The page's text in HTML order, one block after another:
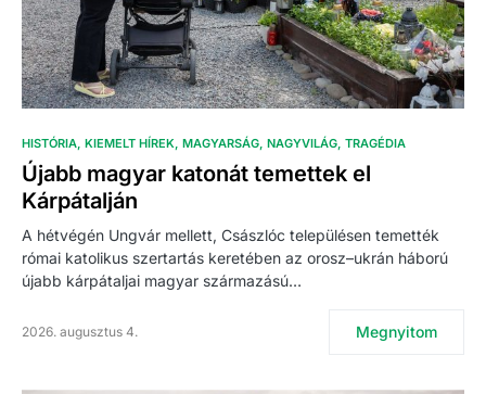
HISTÓRIA KIEMELT HÍREK MAGYARSÁG NAGYVILÁG TRAGÉDIA
Újabb magyar katonát temettek el
Kárpátalján
A hétvégén Ungvár mellett, Császlóc településen temették
római katolikus szertartás keretében az orosz–ukrán háború
újabb kárpátaljai magyar származású…
2026. augusztus 4. Megnyitom